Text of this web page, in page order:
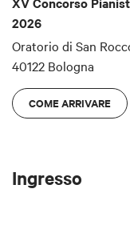
2026
Oratorio di San
40122 Bologna
COME ARRIVARE
Ingresso